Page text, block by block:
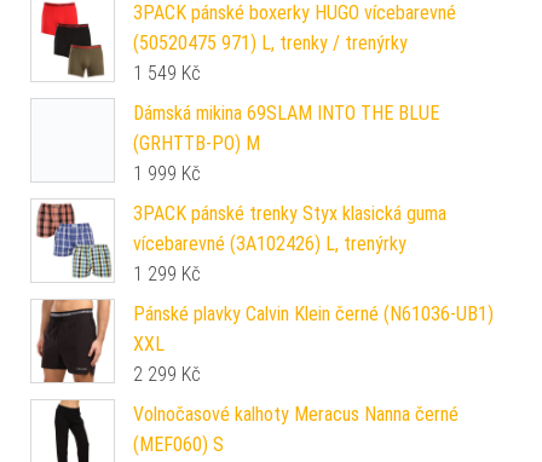
3PACK pánské boxerky HUGO vícebarevné
(50520475 971) L, trenky / trenýrky
1 549 Kč
Dámská mikina 69SLAM INTO THE BLUE
(GRHTTB-PO) M
1 999 Kč
3PACK pánské trenky Styx klasická guma
vícebarevné (3A102426) L, trenýrky
1 299 Kč
Pánské plavky Calvin Klein černé (N61036-UB1)
XXL
2 299 Kč
Volnočasové kalhoty Meracus Nanna černé
(MEF060) S